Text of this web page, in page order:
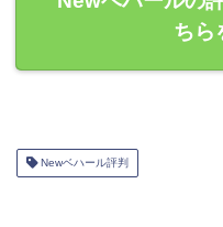
ちら
Newベハール評判